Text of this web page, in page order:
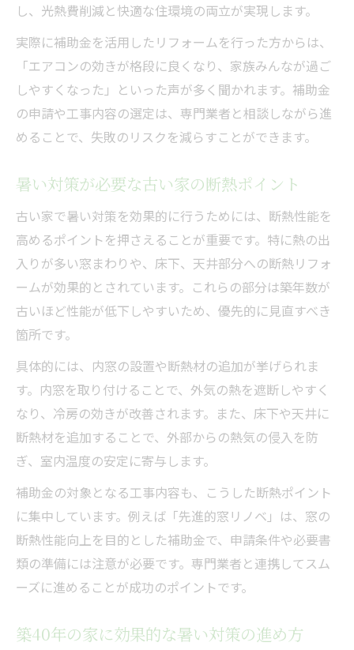
し、光熱費削減と快適な住環境の両立が実現します。
実際に補助金を活用したリフォームを行った方からは、
「エアコンの効きが格段に良くなり、家族みんなが過ご
しやすくなった」といった声が多く聞かれます。補助金
の申請や工事内容の選定は、専門業者と相談しながら進
めることで、失敗のリスクを減らすことができます。
暑い対策が必要な古い家の断熱ポイント
古い家で暑い対策を効果的に行うためには、断熱性能を
高めるポイントを押さえることが重要です。特に熱の出
入りが多い窓まわりや、床下、天井部分への断熱リフォ
ームが効果的とされています。これらの部分は築年数が
古いほど性能が低下しやすいため、優先的に見直すべき
箇所です。
具体的には、内窓の設置や断熱材の追加が挙げられま
す。内窓を取り付けることで、外気の熱を遮断しやすく
なり、冷房の効きが改善されます。また、床下や天井に
断熱材を追加することで、外部からの熱気の侵入を防
ぎ、室内温度の安定に寄与します。
補助金の対象となる工事内容も、こうした断熱ポイント
に集中しています。例えば「先進的窓リノベ」は、窓の
断熱性能向上を目的とした補助金で、申請条件や必要書
類の準備には注意が必要です。専門業者と連携してスム
ーズに進めることが成功のポイントです。
築40年の家に効果的な暑い対策の進め方